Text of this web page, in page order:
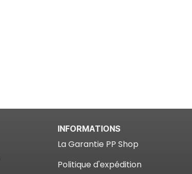
INFORMATIONS
La Garantie PP Shop​
Politique d'expédition